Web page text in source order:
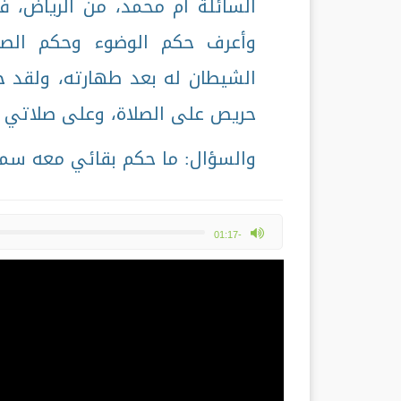
وأعرف حكم الوضوء وحكم
الشيطان له بعد طهارته،
حريص على الصلاة، وعلى صلاتي
والسؤال: ما حكم بقائي معه
-01:17
max volume